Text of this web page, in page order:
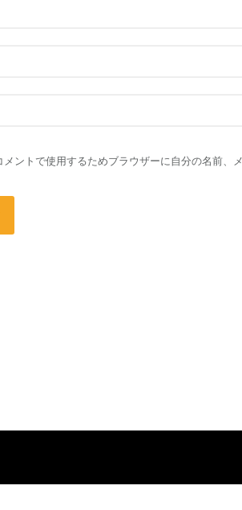
メントで使用するためブラウザーに自分の名前、